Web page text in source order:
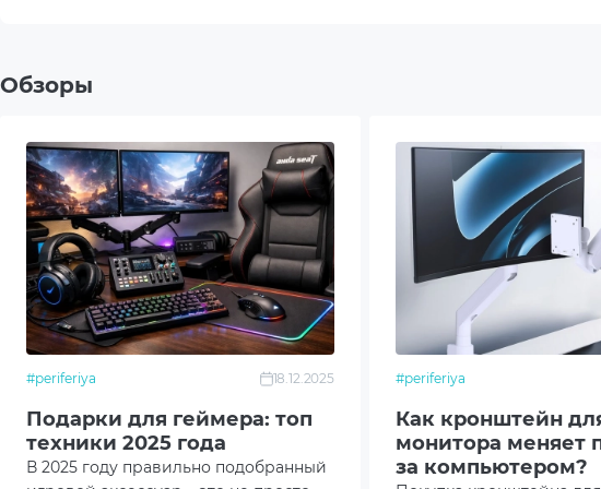
200x300
200x100
150x150
200x200
100x200
Обзоры
#periferiya 18.12.2025
Подарки для геймера: топ
техники 2025 года
В 2025 году правильно подобранный
#periferiya
Как кронштейн
монитора меняет
за компьютером?